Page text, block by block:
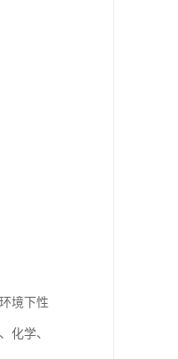
境下性
化学、